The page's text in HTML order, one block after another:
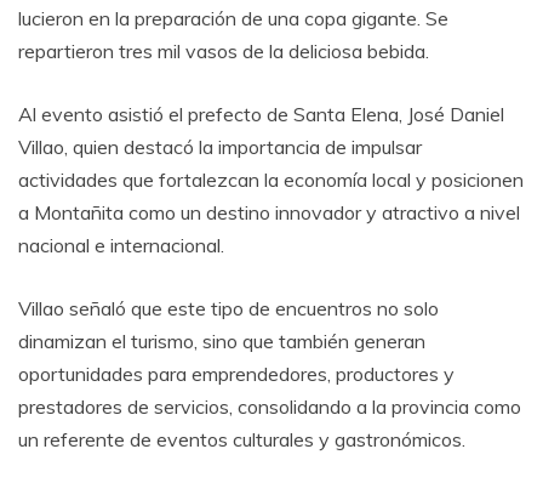
lucieron en la preparación de una copa gigante. Se
repartieron tres mil vasos de la deliciosa bebida.
Al evento asistió el prefecto de Santa Elena, José Daniel
Villao, quien destacó la importancia de impulsar
actividades que fortalezcan la economía local y posicionen
a Montañita como un destino innovador y atractivo a nivel
nacional e internacional.
Villao señaló que este tipo de encuentros no solo
dinamizan el turismo, sino que también generan
oportunidades para emprendedores, productores y
prestadores de servicios, consolidando a la provincia como
un referente de eventos culturales y gastronómicos.